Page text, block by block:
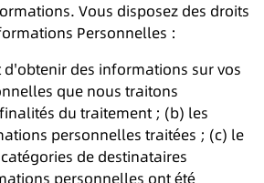
Vous disposez des droits
Personnelles :
d'obtenir des informations sur vos
que nous traitons
du traitement ; (b) les
personnelles traitées ; (c) le
de destinataires
personnelles ont été